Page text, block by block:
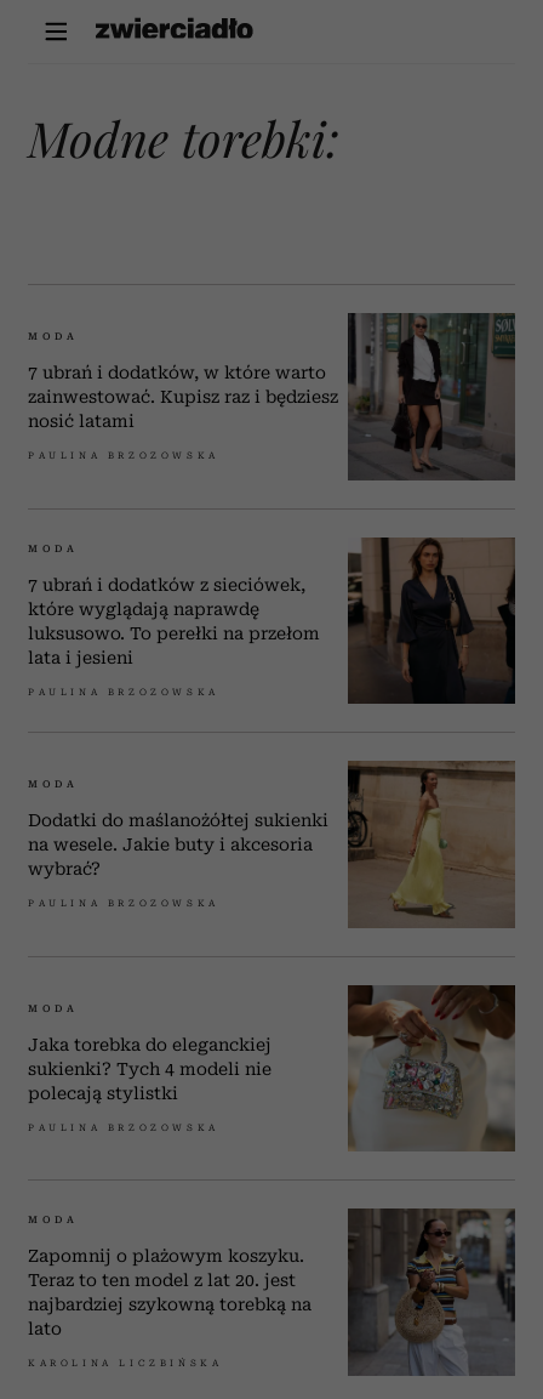
modne torebki:
MODA
7 ubrań i dodatków, w które warto
zainwestować. Kupisz raz i będziesz
nosić latami
PAULINA BRZOZOWSKA
MODA
7 ubrań i dodatków z sieciówek,
które wyglądają naprawdę
luksusowo. To perełki na przełom
lata i jesieni
PAULINA BRZOZOWSKA
MODA
Dodatki do maślanożółtej sukienki
na wesele. Jakie buty i akcesoria
wybrać?
PAULINA BRZOZOWSKA
MODA
Jaka torebka do eleganckiej
sukienki? Tych 4 modeli nie
polecają stylistki
PAULINA BRZOZOWSKA
MODA
Zapomnij o plażowym koszyku.
Teraz to ten model z lat 20. jest
najbardziej szykowną torebką na
lato
KAROLINA LICZBIŃSKA